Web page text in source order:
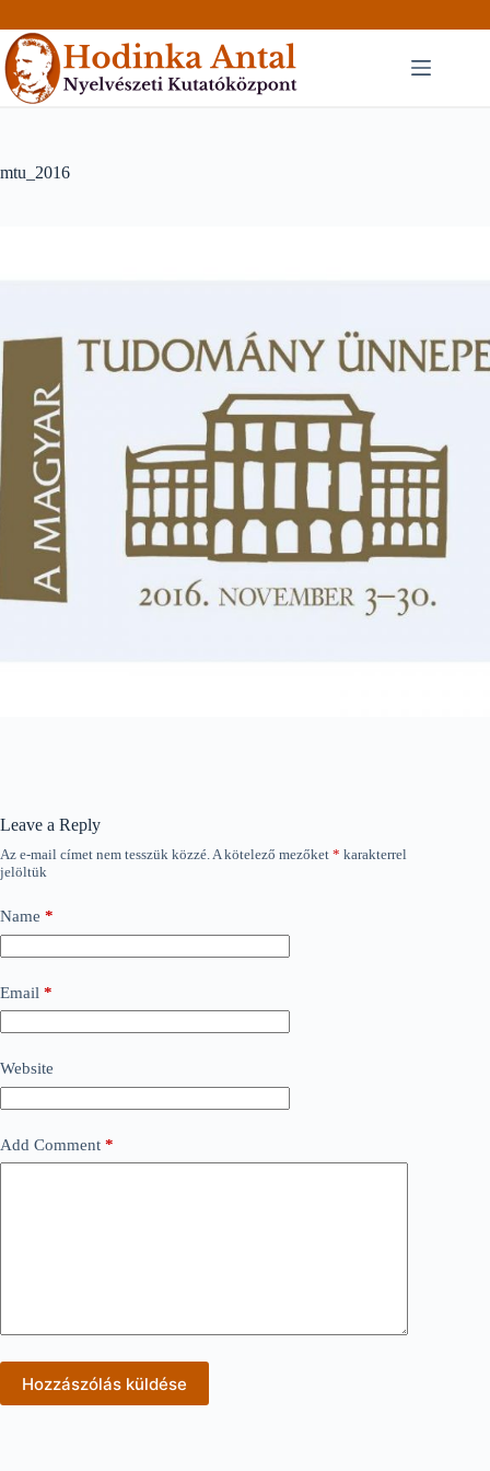
to
content
mtu_2016
Leave a Reply
Az e-mail címet nem tesszük közzé.A kötelező mezőket * karakterrel
jelöltük
Name *
Email *
Website
Add Comment *
Hozzászólás küldése